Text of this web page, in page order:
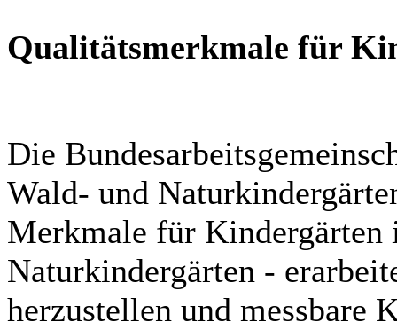
Qualitätsmerkmale für
Die
Wald- und
Merkmale für Kindergärten
Naturkindergärten -
herzustellen und messbare